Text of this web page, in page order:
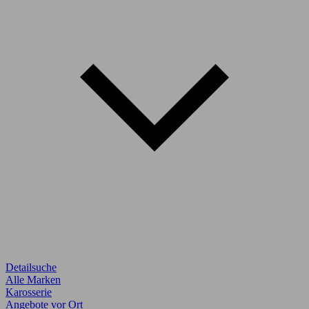
Detailsuche
Alle Marken
Karosserie
Angebote vor Ort